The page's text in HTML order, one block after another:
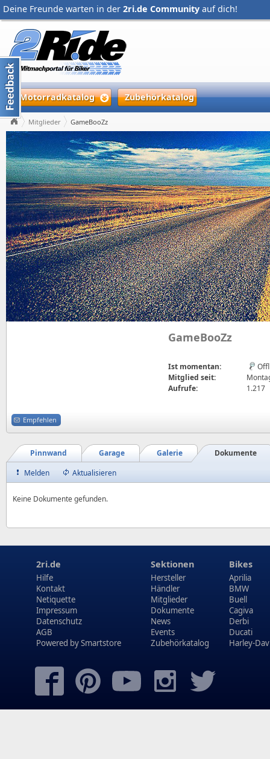
Deine Freunde warten in der 2ri.de Community auf dich!
Motorradkatalog Zubehörkatalog
Mitglieder GameBooZz
GameBooZz
Ist momentan:
Mitglied seit:
Aufrufe:
1.217
Empfehlen
Dokumente
Galerie
Garage
Pinnwand
Melden
Aktualisieren
Keine Dokumente gefunden.
2ri.de
Hilfe
Kontakt
Netiquette
Impressum
Datenschutz
AGB
Powered bySmartstore
Sektionen
Hersteller
Händler
Mitglieder
Dokumente
News
Events
Zubehörkatalog
Bikes
Aprilia
BMW
Buell
Cagiva
Derbi
Ducati
Harley-